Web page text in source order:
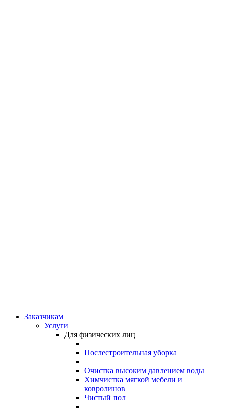
Заказчикам
Услуги
Для физических лиц
Послестроительная уборка
Очистка высоким давлением воды
Химчистка мягкой мебели и
ковролинов
Чистый пол